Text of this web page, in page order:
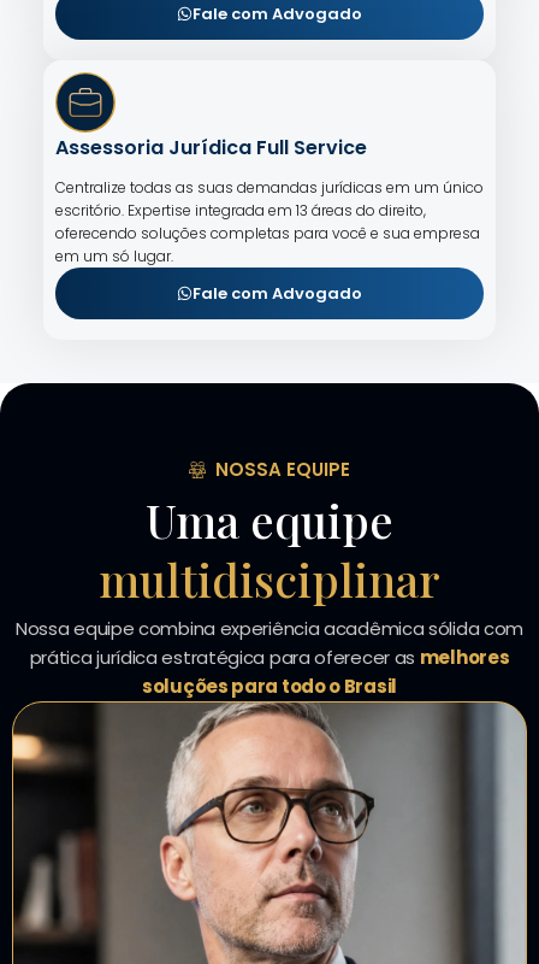
Fale com Advogado
Assessoria Jurídica Full Service
Centralize todas as suas demandas jurídicas em um único
escritório. Expertise integrada em 13 áreas do direito,
oferecendo soluções completas para você e sua empresa
em um só lugar.
Fale com Advogado
NOSSA EQUIPE
Uma equipe
multidisciplinar
Nossa equipe combina experiência acadêmica sólida com
prática jurídica estratégica para oferecer as melhores
soluções para todo o Brasil